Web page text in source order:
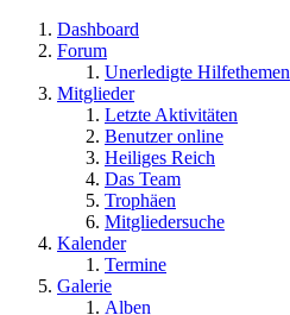
Dashboard
Forum
Unerledigte Hilfethemen
Mitglieder
Letzte Aktivitäten
Benutzer online
Heiliges Reich
Das Team
Trophäen
Mitgliedersuche
Kalender
Termine
Galerie
Alben